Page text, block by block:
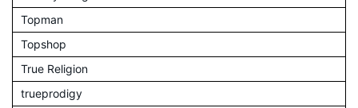
Topman
Topshop
True Religion
trueprodigy